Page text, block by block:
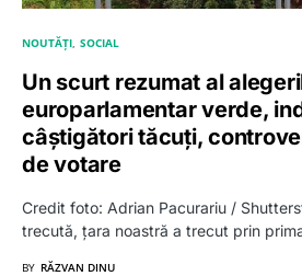
NOUTĂȚI SOCIAL
Un scurt rezumat al
europarlamentar verde,
câștigători tăcuți,
de votare
Credit foto: Adrian Pacurariu /
trecută, țara noastră a trecut prin
BY RĂZVAN DINU